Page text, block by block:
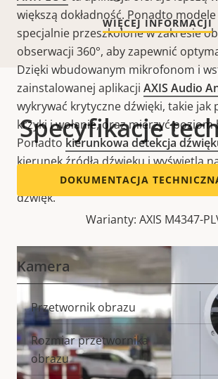
większą dokładność. Ponadto modele
specjalnie przeszkolone w zakresie
obserwacji 360°, aby zapewnić
Dzięki wbudowanym mikrofonom i
zainstalowanej aplikacji AXIS Audio
wykrywać krytyczne dźwięki, takie jak
krzyki i wołanie, oraz mierzyć poziom
Ponadto kierunkowa detekcja
kierunek źródła dźwięku i wyświetla
wizualne pokazujące dokładnie, skąd
dźwięk.
WIĘCEJ INFORMACJI
Specyfikacje
DOKUMENTACJA
Warianty: AXIS M4347-
Kamera
Opis
nieruchomości
Wartość
nieruchomości
Przetwornik obrazu
Rozmiar przetwornika
obrazu